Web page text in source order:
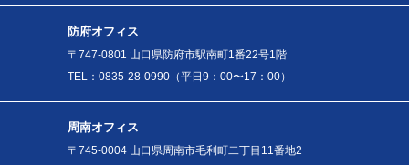
防府オフィス
〒747-0801 山口県防府市駅南町1番22号1階
TEL：0835-28-0990（平日9：00〜17：00）
周南オフィス
〒745-0004 山口県周南市毛利町二丁目11番地2